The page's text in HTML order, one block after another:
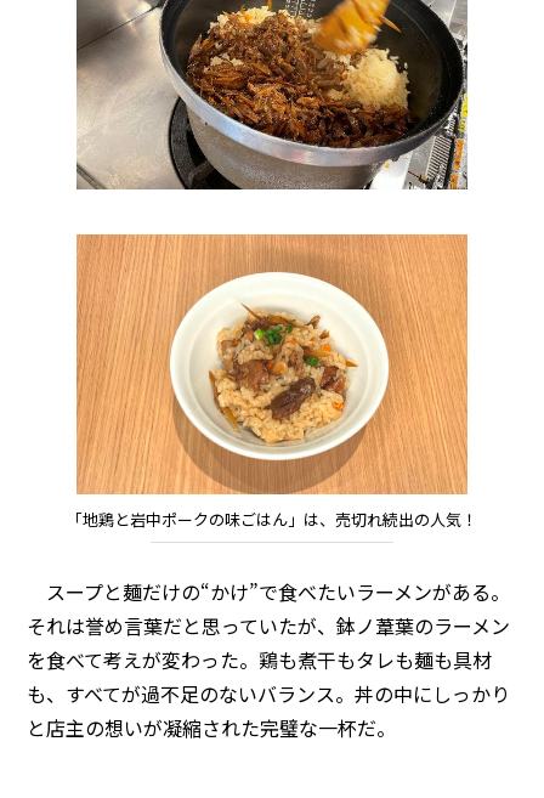
「地鶏と岩中ポークの味ごはん」は、売切れ続出の人気！
スープと麺だけの“かけ”で食べたいラーメンがある。
それは誉め言葉だと思っていたが、鉢ノ葦葉のラーメン
を食べて考えが変わった。鶏も煮干もタレも麺も具材
も、すべてが過不足のないバランス。丼の中にしっかり
と店主の想いが凝縮された完璧な一杯だ。